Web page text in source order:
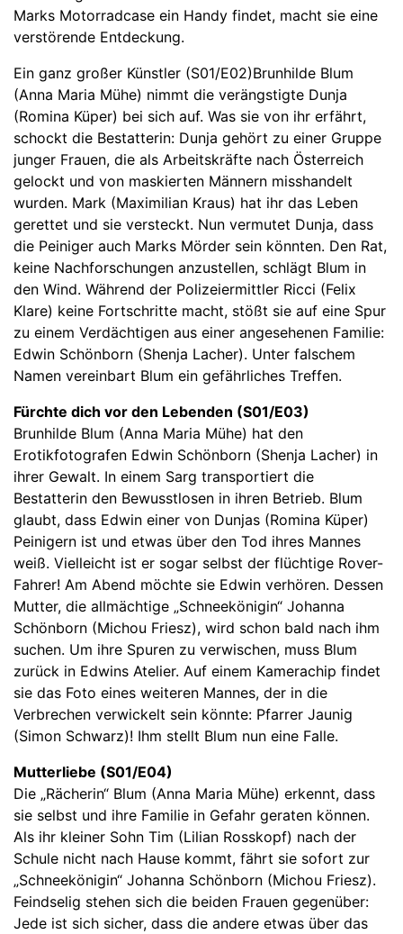
Marks Motorradcase ein Handy findet, macht sie eine
verstörende Entdeckung.
Ein ganz großer Künstler (S01/E02)Brunhilde Blum
(Anna Maria Mühe) nimmt die verängstigte Dunja
(Romina Küper) bei sich auf. Was sie von ihr erfährt,
schockt die Bestatterin: Dunja gehört zu einer Gruppe
junger Frauen, die als Arbeitskräfte nach Österreich
gelockt und von maskierten Männern misshandelt
wurden. Mark (Maximilian Kraus) hat ihr das Leben
gerettet und sie versteckt. Nun vermutet Dunja, dass
die Peiniger auch Marks Mörder sein könnten. Den Rat,
keine Nachforschungen anzustellen, schlägt Blum in
den Wind. Während der Polizeiermittler Ricci (Felix
Klare) keine Fortschritte macht, stößt sie auf eine Spur
zu einem Verdächtigen aus einer angesehenen Familie:
Edwin Schönborn (Shenja Lacher). Unter falschem
Namen vereinbart Blum ein gefährliches Treffen.
Fürchte dich vor den Lebenden (S01/E03)
Brunhilde Blum (Anna Maria Mühe) hat den
Erotikfotografen Edwin Schönborn (Shenja Lacher) in
ihrer Gewalt. In einem Sarg transportiert die
Bestatterin den Bewusstlosen in ihren Betrieb. Blum
glaubt, dass Edwin einer von Dunjas (Romina Küper)
Peinigern ist und etwas über den Tod ihres Mannes
weiß. Vielleicht ist er sogar selbst der flüchtige Rover-
Fahrer! Am Abend möchte sie Edwin verhören. Dessen
Mutter, die allmächtige „Schneekönigin“ Johanna
Schönborn (Michou Friesz), wird schon bald nach ihm
suchen. Um ihre Spuren zu verwischen, muss Blum
zurück in Edwins Atelier. Auf einem Kamerachip findet
sie das Foto eines weiteren Mannes, der in die
Verbrechen verwickelt sein könnte: Pfarrer Jaunig
(Simon Schwarz)! Ihm stellt Blum nun eine Falle.
Mutterliebe (S01/E04)
Die „Rächerin“ Blum (Anna Maria Mühe) erkennt, dass
sie selbst und ihre Familie in Gefahr geraten können.
Als ihr kleiner Sohn Tim (Lilian Rosskopf) nach der
Schule nicht nach Hause kommt, fährt sie sofort zur
„Schneekönigin“ Johanna Schönborn (Michou Friesz).
Feindselig stehen sich die beiden Frauen gegenüber:
Jede ist sich sicher, dass die andere etwas über das